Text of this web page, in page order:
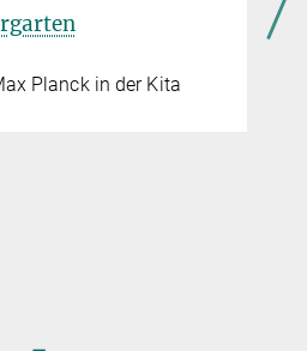
Planck in der Kita